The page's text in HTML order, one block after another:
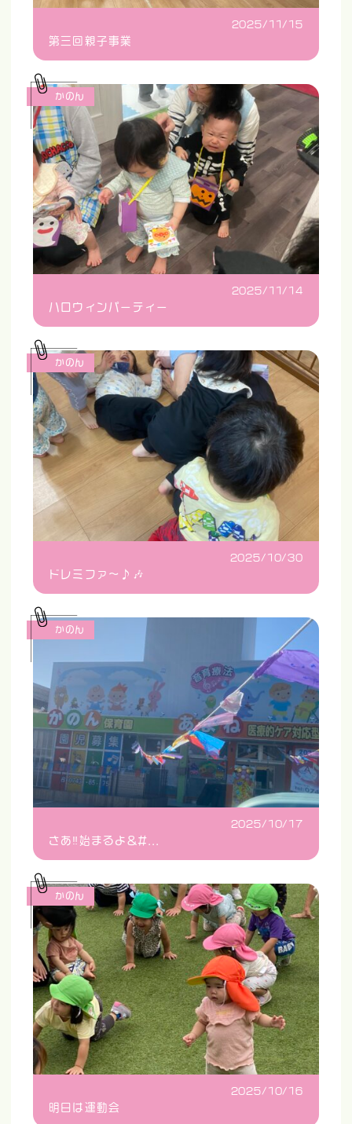
2025/11/15
第三回親子事業
2025/11/14
ハロウィンパーティー
かのん
2025/10/30
ドレミファ〜♪🎶
かのん
2025/10/17
さあ‼️始まるよ&#...
かのん
2025/10/16
明日は運動会
かのん